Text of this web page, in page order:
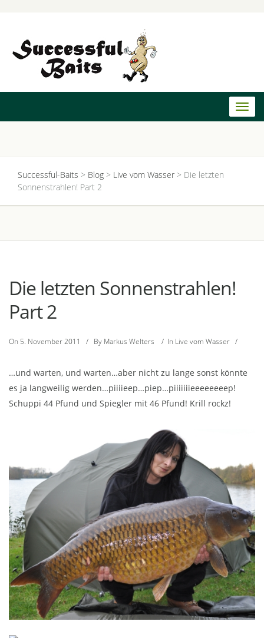
Successful-Baits > Blog > Live vom Wasser > Die letzten
Sonnenstrahlen! Part 2
Die letzten Sonnenstrahlen!
Part 2
On 5. November 2011 / By Markus Welters / In Live vom Wasser /
…und warten, und warten…aber nicht zu lange sonst könnte
es ja langweilig werden…piiiieep…piep…piiiiiiieeeeeeeep!
Schuppi 44 Pfund und Spiegler mit 46 Pfund! Krill rockz!